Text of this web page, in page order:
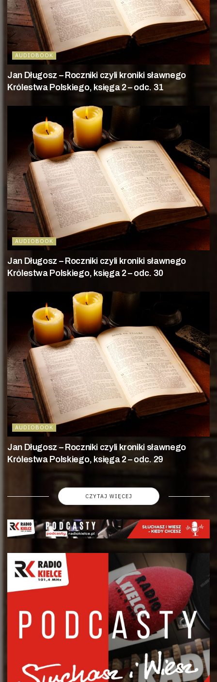
AUDIOBOOK
Jan Długosz – Roczniki czyli kroniki sławnego
Królestwa Polskiego, księga 2 – odc. 31
AUDIOBOOK
Jan Długosz – Roczniki czyli kroniki sławnego
Królestwa Polskiego, księga 2 – odc. 30
AUDIOBOOK
Jan Długosz – Roczniki czyli kroniki sławnego
Królestwa Polskiego, księga 2 – odc. 29
CZYTAJ WIĘCEJ